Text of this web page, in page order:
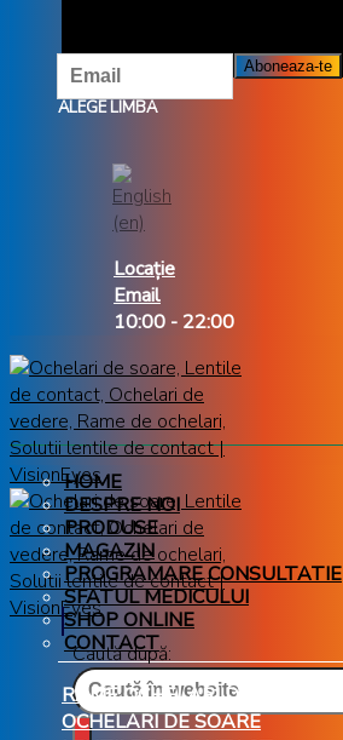
ALEGE LIMBA
Locație
Email
10:00 - 22:00
Caută după:
HOME
DESPRE NOI
PRODUSE
MAGAZIN
PROGRAMARE CONSULTATIE
SFATUL MEDICULUI
SHOP ONLINE
CONTACT
RAME OCHELARI DE VEDERE
OCHELARI DE SOARE